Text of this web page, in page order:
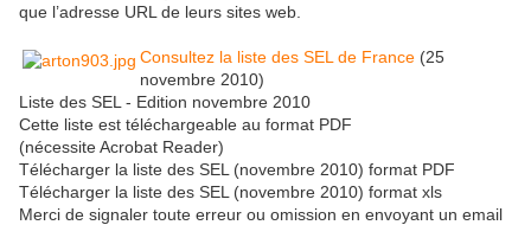
que l’adresse URL de leurs sites web.
Consultez la liste des SEL de France (25
novembre 2010)
Liste des SEL - Edition novembre 2010
Cette liste est téléchargeable au format PDF
(nécessite Acrobat Reader)
Télécharger la liste des SEL (novembre 2010) format PDF
Télécharger la liste des SEL (novembre 2010) format xls
Merci de signaler toute erreur ou omission en envoyant un email